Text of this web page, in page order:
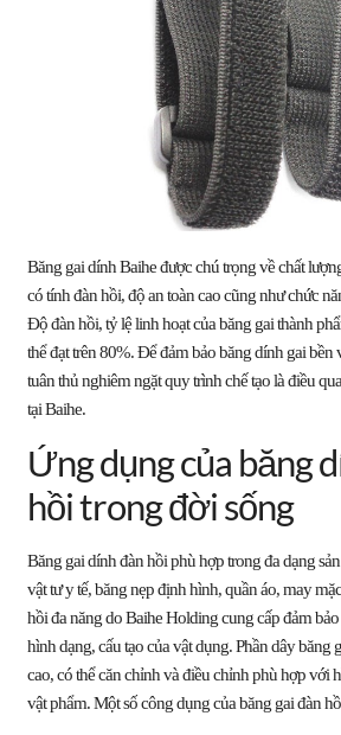
Băng gai dính Baihe được chú trọng về chất
có tính đàn hồi, độ an toàn cao cũng như chức
Độ đàn hồi, tỷ lệ linh hoạt của băng gai thành
thể đạt trên 80%. Để đảm bảo băng dính gai
tuân thủ nghiêm ngặt quy trình chế tạo là điều
tại Baihe.
Ứng dụng của băng
hồi trong đời sống
Băng gai dính đàn hồi phù hợp trong đa dạng
vật tư y tế, băng nẹp định hình, quần áo, may
hồi đa năng do Baihe Holding cung cấp đảm
hình dạng, cấu tạo của vật dụng. Phần dây băng
cao, có thể căn chỉnh và điều chỉnh phù hợp với
vật phẩm. Một số công dụng của băng gai đàn